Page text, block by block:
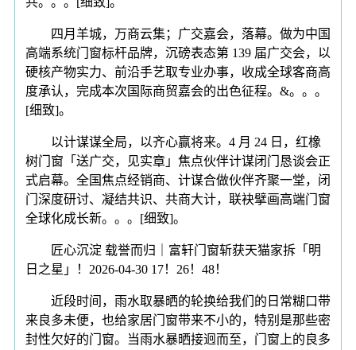
四月羊城，万商云集；广交嘉会，落幕。做为中国
高端系统门窗标杆品牌，沉磅表态第 139 届广交会，以
硬核产物实力、前沿手艺取专业办事，收成全球客商高
度承认，完成本次国际商贸嘉会的出色征程。&。。。
[细致]。
以计谋谋全局，以齐心赢将来。4 月 24 日，红橡
树门窗「送广交，见实章」焦点伙伴计谋闭门恳谈会正
式启幕。全国焦点经销商、计谋合做伙伴齐聚一堂，闭
门深度研讨、凝结共识、共商大计，联袂擘画高端门窗
全球化成长新。。。[细致]。
匠心沉淀 载誉而归｜富轩门窗斩获天猫家拆「明
日之星」！2026-04-30 17！26！48！
近段时间，雨水取暴晒的轮换给我们的日常糊口带
来良多未便，也给家居门窗带来不小的，特别是那些密
封性欠好的门窗。当雨水暴晒接迥而至，门窗上的良多